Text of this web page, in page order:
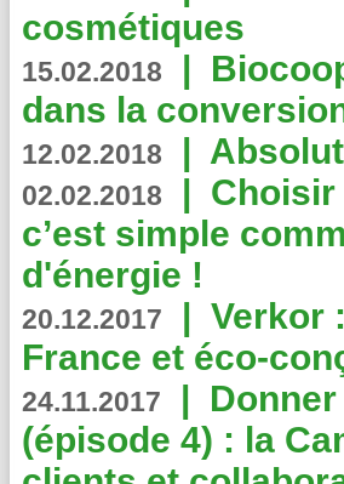
cosmétiques
15.02.2018 |
dans la
12.02.2018 |
02.02.2018 | Choisir
c’est simple
d'énergie !
20.12.2017 | Verkor
France et éco-
24.11.2017 |
(épisode 4) : la